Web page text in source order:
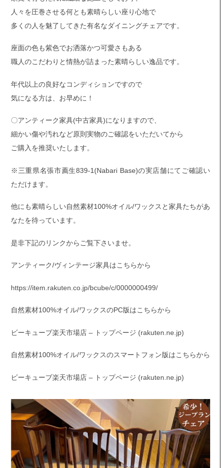
人々を圧巻させる何とも素晴らしい座り心地で
多くの人を魅了してきた有名なダイニングチェアです。
座面の色も紫色でお洒落かつ可愛さもある
職人のこだわりと情熱が詰まった素晴らしい逸品です。
年代以上の良好なコンディションですので
気になる方は、お早めに！
〇アンティーク家具(中古家具)になりますので、
細かい傷や汚れなど原則実物のご確認をいただいてから
ご購入を推奨いたします。
※三重県名張市薦生839-1(Nabari Base)の実店舗にてご確認い
ただけます。
他にも素晴らしい自然素材100%オイル/ワックスと家具たちがあ
なたを待っています。
是非下記のリンクからご覧下さいませ。
アンティーク/ヴィンテージ家具はこちらから
https://item.rakuten.co.jp/bcube/c/0000000499/
自然素材100%オイル/ワックスのPC版はこちらから
ビーキューブ楽天市場店 – トップページ (rakuten.ne.jp)
自然素材100%オイル/ワックスのスマートフォン版はこちらから
ビーキューブ楽天市場店 – トップページ (rakuten.ne.jp)